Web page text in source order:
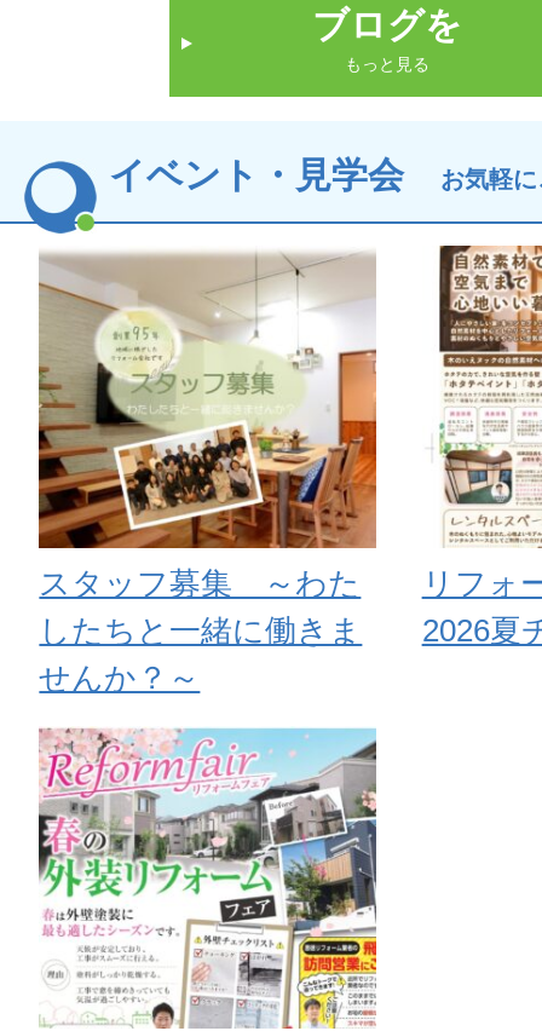
ブログを
もっと見る
イベント・見学会 お気軽
スタッフ募集 ～わた
したちと一緒に働きま
せんか？～
リフ
2026夏